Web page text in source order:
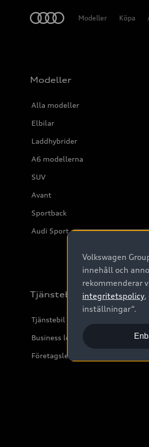
Modeller Köpa
Modeller
Alla modeller
Elbilar
Laddhybrider
A6 modellerna
SUV
Avant
Sportback
Audi Sport
Tjänstebil
Tjänstebil
Business lease online
Företagsleasing
Volkswagen
innehåll och
rekommenderar
integritetspolicy,
inställningar“.